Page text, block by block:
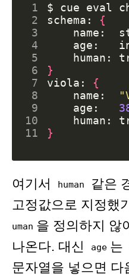
1 $ cue eval
2
schema:
{
3
4
5
    human:
6
}
7
viola:
{
8
    name:
9
    age:
10
    human:
11
}
여기서 human 같은
고정값으로 지정했
uman 을 정의하지 않
나온다. 대신
age 는
문자열을 넣으면 다